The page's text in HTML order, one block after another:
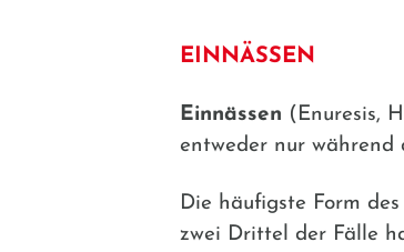
EINNÄSSEN
Einnässen (Enuresis,
entweder nur während
Die häufigste Form
zwei Drittel der Fälle